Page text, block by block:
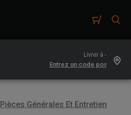
Livrer à -
Pièces Générales Et Entretien